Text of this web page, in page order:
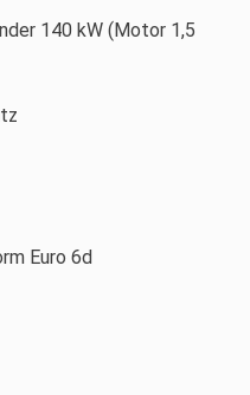
140 kW (Motor 1,5
Euro 6d